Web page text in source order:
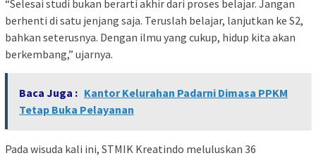
“Selesai studi bukan berarti akhir dari proses belajar. Jangan
berhenti di satu jenjang saja. Teruslah belajar, lanjutkan ke S2,
bahkan seterusnya. Dengan ilmu yang cukup, hidup kita akan
berkembang,” ujarnya.
Baca Juga : Kantor Kelurahan Padarni Dimasa PPKM
Tetap Buka Pelayanan
Pada wisuda kali ini, STMIK Kreatindo meluluskan 36